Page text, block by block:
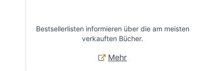
Bestsellerlisten informieren über die am meisten
verkauften Bücher.
Mehr